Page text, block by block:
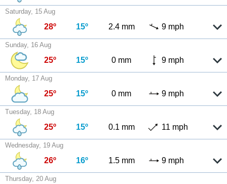
Saturday, 15 Aug
28º 15º 2.4 mm 9 mph
Sunday, 16 Aug
25º 15º 0 mm 9 mph
Monday, 17 Aug
25º 15º 0 mm 9 mph
Tuesday, 18 Aug
25º 15º 0.1 mm 11 mph
Wednesday, 19 Aug
26º 16º 1.5 mm 9 mph
Thursday, 20 Aug